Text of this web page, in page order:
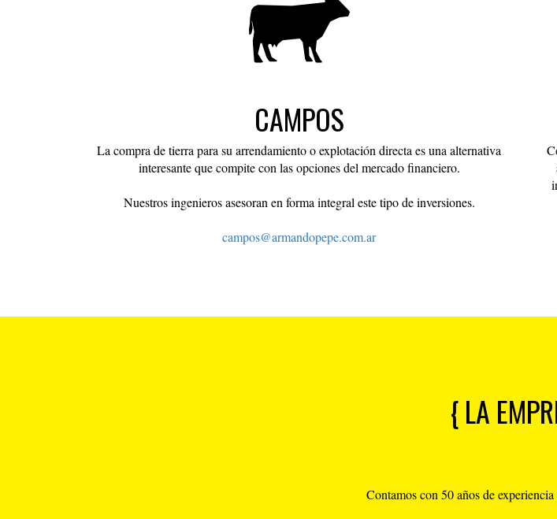
CAMPOS
La compra de tierra para su arrendamiento o explotación directa es una alternativa
interesante que compite con las opciones del mercado financiero.
Nuestros ingenieros asesoran en forma integral este tipo de inversiones.
campos@armandopepe.com.ar
{ LA
Contamos con 50 años de